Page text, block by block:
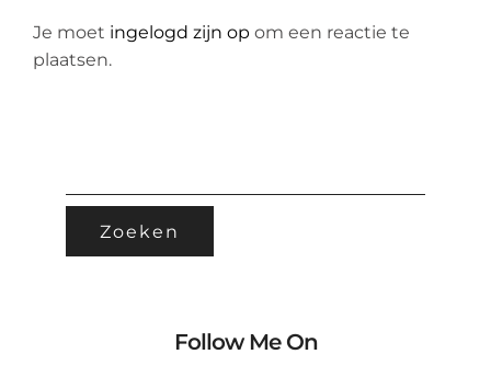
Je moet ingelogd zijn op om een reactie te
plaatsen.
Follow Me On